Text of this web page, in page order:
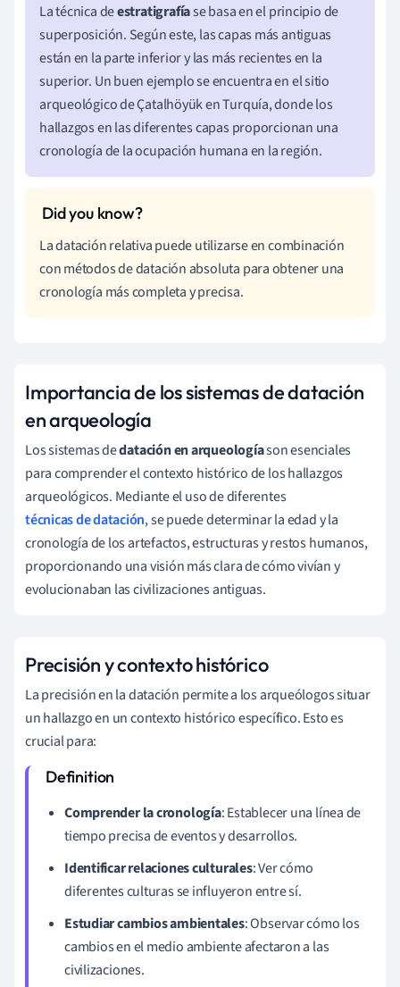
La técnica deestratigrafíase basa en el principio de
superposición. Según este, las capas más antiguas
están en la parte inferior y las más recientes en la
superior. Un buen ejemplo se encuentra en el sitio
arqueológico de Çatalhöyük en Turquía, donde los
hallazgos en las diferentes capas proporcionan una
cronología de la ocupación humana en la región.
La datación relativa puede utilizarse en combinación
con métodos de datación absoluta para obtener una
cronología más completa y precisa.
Importancia de los sistemas de datación
en arqueología
Los sistemas dedatación en arqueologíason esenciales
para comprender el contexto histórico de los hallazgos
arqueológicos. Mediante el uso de diferentes
técnicas de datación, se puede determinar la edad y la
cronología de los artefactos, estructuras y restos humanos,
proporcionando una visión más clara de cómo vivían y
evolucionaban las civilizaciones antiguas.
Precisión y contexto histórico
La precisión en la datación permite a los arqueólogos situar
un hallazgo en un contexto histórico específico. Esto es
crucial para:
Comprender la cronología: Establecer una línea de
tiempo precisa de eventos y desarrollos.
Identificar relaciones culturales: Ver cómo
diferentes culturas se influyeron entre sí.
Estudiar cambios ambientales: Observar cómo los
cambios en el medio ambiente afectaron a las
civilizaciones.